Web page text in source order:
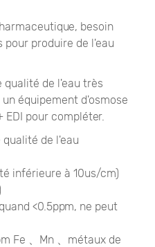
besoin
produire de l'eau
qualité de l'eau très
équipement d'osmose
EDI pour compléter.
qualité de l'eau
inférieure à 10us/cm)
<0.5ppm, ne peut
Fe 、Mn 、métaux de